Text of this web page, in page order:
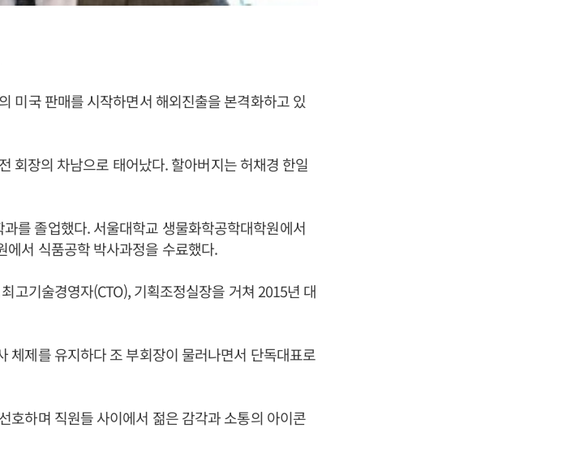
미국 판매를 시작하면서 해외진출을 본격화하고 있
회장의 차남으로 태어났다. 할아버지는 허채경 한일
를 졸업했다. 서울대학교 생물화학공학대학원에서
서 식품공학 박사과정을 수료했다.
고기술경영자(CTO), 기획조정실장을 거쳐 2015년 대
체제를 유지하다 조 부회장이 물러나면서 단독대표로
호하며 직원들 사이에서 젊은 감각과 소통의 아이콘